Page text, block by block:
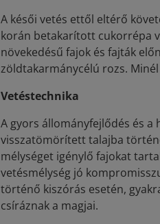
A késői vetés ettől eltérő
korán betakarított cukorrépa
növekedésű fajok és fajták
zöldtakarmánycélú rozs.
Vetéstechnika
A gyors állományfejlődés és
visszatömörített talajba
mélységet igénylő fajokat
vetésmélység jó
történő kiszórás esetén,
csíráznak a magjai.